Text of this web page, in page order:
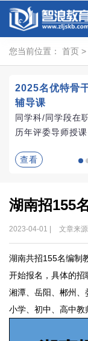
您当前位置： 首页 >
2025名优特骨
辅导课
同学科/同学段在
历年评委导师授课
查看
湖南招155
2023-04-01 | 文章来
湖南共招155名编制
开始报名，具体的招
湘潭、岳阳、郴州
小学、初中、高中教